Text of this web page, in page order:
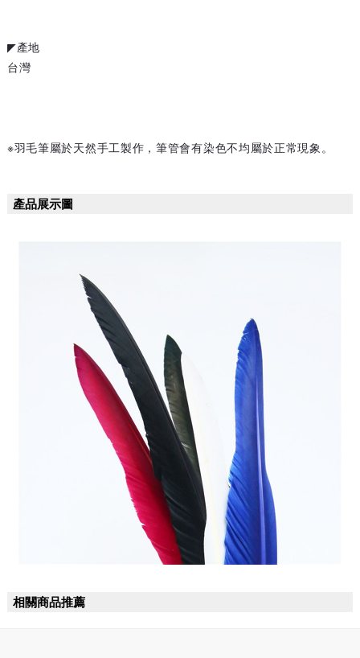
◤產地
台灣
※羽毛筆屬於天然手工製作，筆管會有染色不均屬於正常現象。
產品展示圖
相關商品推薦